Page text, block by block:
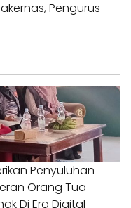
Pengurus
Penyuluhan
Orang Tua
Di Era Digital